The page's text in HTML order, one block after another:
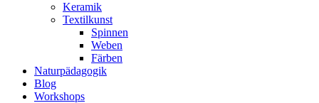
Keramik
Textilkunst
Spinnen
Weben
Färben
Naturpädagogik
Blog
Workshops